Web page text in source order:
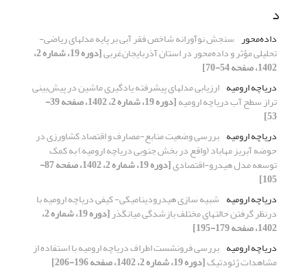
د
داده‌محور سنجش نوآورانه شاخص فقر آبی بر پایه مدلهای ریاضی-
تحلیلی مؤثر و داده‌محور در استان آذربایجان‌غربی [دوره 19، شماره 2،
1402، صفحه 54-70]
دریاچه ارومیه ارزیابی مدلهای پیشرفته یادگیری ماشین در پیش‌بینی
تراز سطح آب دریاچه ارومیه [دوره 19، شماره 2، 1402، صفحه 39-
53]
دریاچه ارومیه بررسی وضعیت منابع-مصارف و اقتصاد کشاورزی در
حوضه آبریز مهاباد (واقع در بخش جنوبی دریاچه ارومیه) به کمک
توسعه مدل هیدرو-اقتصادی [دوره 19، شماره 2، 1402، صفحه 87-
105]
دریاچه ارومیه شبیه سازی هیدرودینامیکی- کیفی دریاچه ارومیه با
درنظر گرفتن حالتهای مختلف بازشدگی میانگذر [دوره 19، شماره 2،
1402، صفحه 179-195]
دریاچه ارومیه بررسی فرونشست اطراف دریاچه ارومیه با استفاده از
مشاهدات ژئودتیک[دوره 19، شماره 2، 1402، صفحه 196-206]